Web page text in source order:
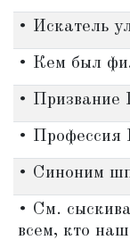
• Искатель
• Кем был
•
•
• Синоним
• См.
всем, кто